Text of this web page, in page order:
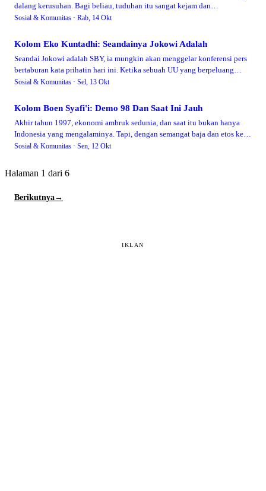
dalang kerusuhan. Bagi beliau, tuduhan itu sangat kejam dan
menyakitkan. Ambil gitar …
Sosial & Komunitas · Rab, 14 Okt
Kolom Eko Kuntadhi: Seandainya Jokowi Adalah
Seandai Jokowi adalah SBY, ia mungkin akan menggelar konferensi pers
bertaburan kata prihatin hari ini. Ketika sebuah UU yang berpeluang
membuka lapangan pek…
Sosial & Komunitas · Sel, 13 Okt
Kolom Boen Syafi'i: Demo 98 Dan Saat Ini Jauh
Akhir tahun 1997, ekonomi ambruk sedunia, dan saat itu bukan hanya
Indonesia yang mengalaminya. Tapi, dengan semangat baja dan etos kerja
penghuni dunia, lam…
Sosial & Komunitas · Sen, 12 Okt
Halaman 1 dari 6
Berikutnya→
IKLAN